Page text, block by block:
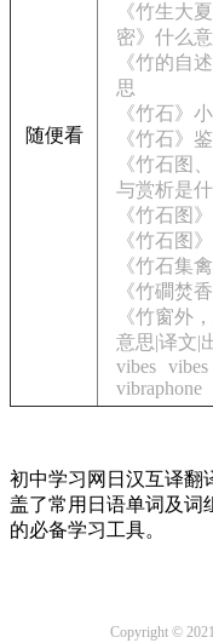
随便看
《竹生大
密》什么
《竹的自
思
《竹石》
《竹石》
《竹石图
与赏析是
《竹石图
《竹石图
《竹石集
《竹磵焚
《竹窗外
意思|译文|
vibes vibes
vibraphone
初中学习网日汉互译翻
盖了常用日语单词及词
的必备学习工具。
Copyright ©